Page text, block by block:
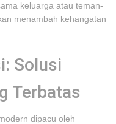
keluarga atau teman-
menambah kehangatan
Solusi
Terbatas
dipacu oleh